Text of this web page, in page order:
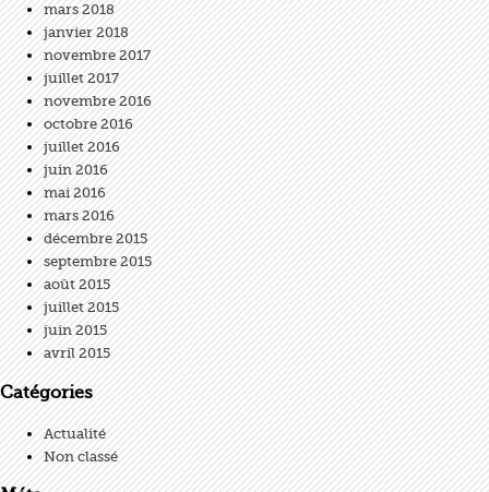
mars 2018
janvier 2018
novembre 2017
juillet 2017
novembre 2016
octobre 2016
juillet 2016
juin 2016
mai 2016
mars 2016
décembre 2015
septembre 2015
août 2015
juillet 2015
juin 2015
avril 2015
Catégories
Actualité
Non classé